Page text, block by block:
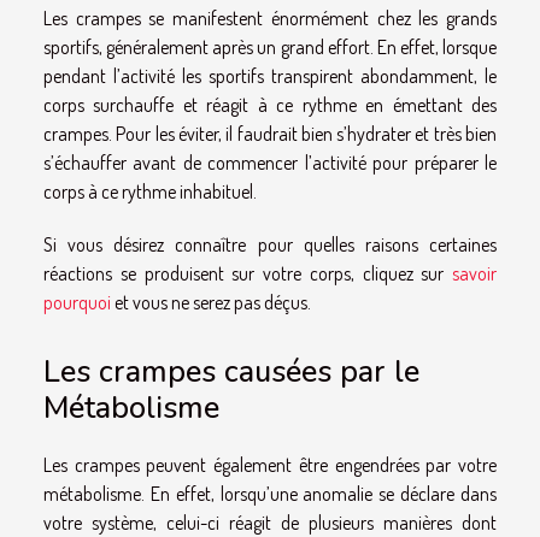
Les crampes se manifestent énormément chez les grands
sportifs, généralement après un grand effort. En effet, lorsque
pendant l’activité les sportifs transpirent abondamment, le
corps surchauffe et réagit à ce rythme en émettant des
crampes. Pour les éviter, il faudrait bien s’hydrater et très bien
s’échauffer avant de commencer l’activité pour préparer le
corps à ce rythme inhabituel.
Si vous désirez connaître pour quelles raisons certaines
réactions se produisent sur votre corps, cliquez sur savoir
pourquoi et vous ne serez pas déçus.
Les crampes causées par le
Métabolisme
Les crampes peuvent également être engendrées par votre
métabolisme. En effet, lorsqu’une anomalie se déclare dans
votre système, celui-ci réagit de plusieurs manières dont